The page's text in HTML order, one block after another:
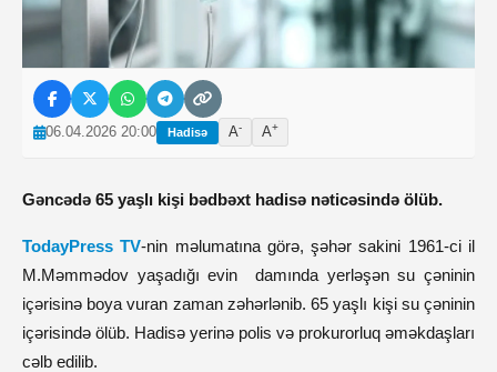
06.04.2026 20:00 Hadisə A- A+
Gəncədə 65 yaşlı kişi bədbəxt hadisə nəticəsində ölüb.
TodayPress TV-nin məlumatına görə, şəhər sakini 1961-ci il
M.Məmmədov yaşadığı evin damında yerləşən su çəninin
içərisinə boya vuran zaman zəhərlənib. 65 yaşlı kişi su çəninin
içərisində ölüb. Hadisə yerinə polis və prokurorluq əməkdaşları
cəlb edilib.